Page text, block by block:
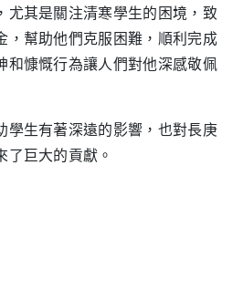
尤其是關注清寒學生的困境，致
，幫助他們克服困難，順利完成
和慷慨行為讓人們對他深感敬佩
學生有著深遠的影響，也對長庚
巨大的貢獻。